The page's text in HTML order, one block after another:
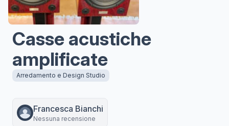
Casse acustiche
amplificate
Arredamento e Design Studio
Francesca Bianchi
Nessuna recensione